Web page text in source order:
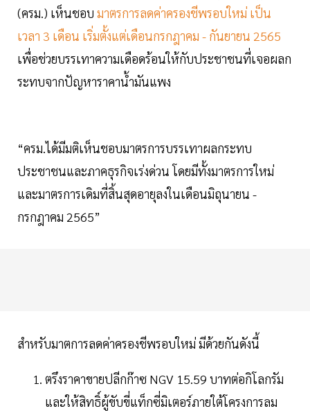
(ครม.) เห็นชอบ มาตรการลดค่าครองชีพรอบใหม่ เป็น
เวลา 3 เดือน เริ่มตั้งแต่เดือนกรกฎาคม - กันยายน 2565
เพื่อช่วยบรรเทาความเดือดร้อนให้กับประชาชนที่เจอผลก
ระทบจากปัญหาราคาน้ำมันแพง
“ครม.ได้มีมติเห็นชอบมาตรการบรรเทาผลกระทบ
ประชาชนและภาคธุรกิจเร่งด่วน โดยมีทั้งมาตรการใหม่
และมาตรการเดิมที่สิ้นสุดอายุลงในเดือนมิถุนายน -
กรกฎาคม 2565”
สำหรับมาตการลดค่าครองชีพรอบใหม่ มีด้วยกันดังนี้
ตรึงราคาขายปลีกก๊าซ NGV 15.59 บาทต่อกิโลกรัม
และให้สิทธิ์ผู้ขับขี่แท็กซี่มิเตอร์ภายใต้โครงการลม